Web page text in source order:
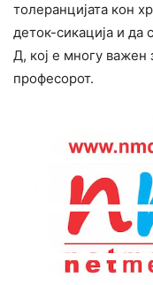
толеранцијата кон
деток-сикација и
Д, кој е многу важен
професорот.